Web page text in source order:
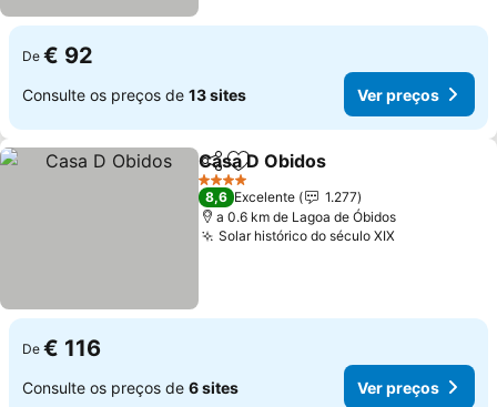
De € 92
Consulte os preços de 13 sites Ver preços
PartilharAdicionar aos favoritos
Casa D Obidos
4 Estrelas
8,6 Excelente
1.277
a 0.6 km de Lagoa de Óbidos
Solar histórico do século XIX
De € 116
Consulte os preços de 6 sites Ver preços